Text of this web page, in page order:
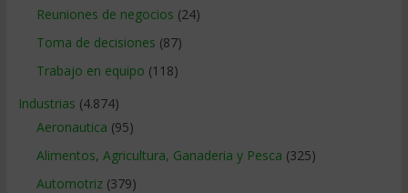
Reuniones de negocios (24)
Toma de decisiones (87)
Trabajo en equipo (118)
Industrias (4.874)
Aeronautica (95)
Alimentos, Agricultura, Ganaderia y Pesca (325)
Automotriz(379)